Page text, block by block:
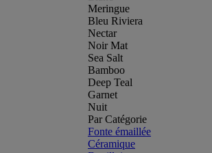
Meringue
Bleu Riviera
Nectar
Noir Mat
Sea Salt
Bamboo
Deep Teal
Garnet
Nuit
Par Catégorie
Fonte émaillée
Céramique